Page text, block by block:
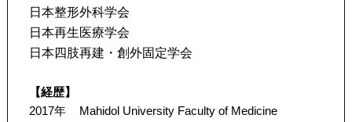
日本整形外科学会
日本再生医療学会
日本四肢再建・創外固定学会
【経歴】
2017年
Mahidol University Faculty of Medicine